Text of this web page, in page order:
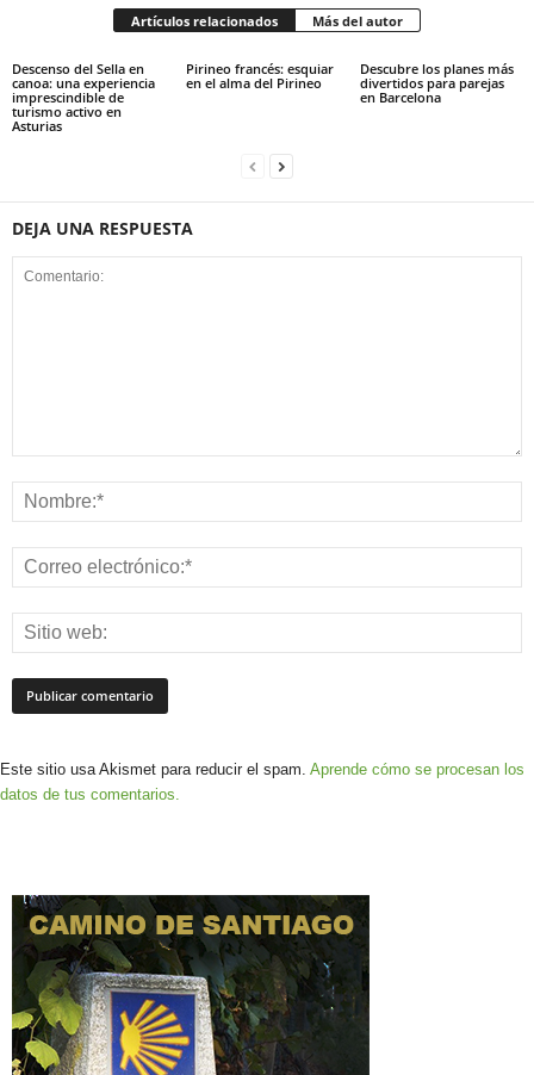
Artículos relacionados Más del autor
Descenso del Sella en
canoa: una experiencia
imprescindible de
turismo activo en
Asturias
Pirineo francés: esquiar
en el alma del Pirineo
Descubre los planes más
divertidos para parejas
en Barcelona
DEJA UNA RESPUESTA
Este sitio usa Akismet para reducir el spam. Aprende cómo se procesan los
datos de tus comentarios.